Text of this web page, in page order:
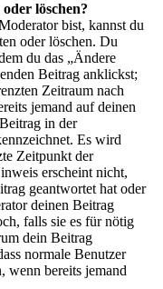
löschen?
bist, kannst du
oder löschen. Du
du das „Ändere
Beitrag anklickst;
Zeitraum nach
jemand auf deinen
in der
Es wird
Zeitpunkt der
erscheint nicht,
geantwortet hat oder
deinen Beitrag
falls sie es für nötig
dein Beitrag
normale Benutzer
wenn bereits jemand